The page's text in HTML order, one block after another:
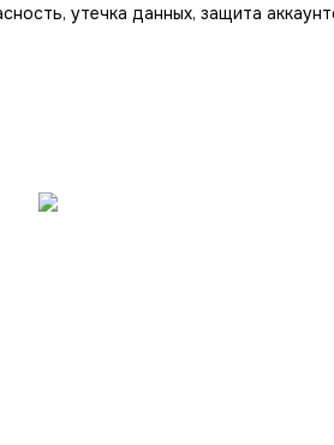
утечка данных, защита